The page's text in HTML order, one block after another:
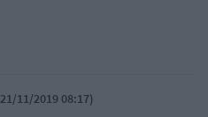
11/2019 08:17)